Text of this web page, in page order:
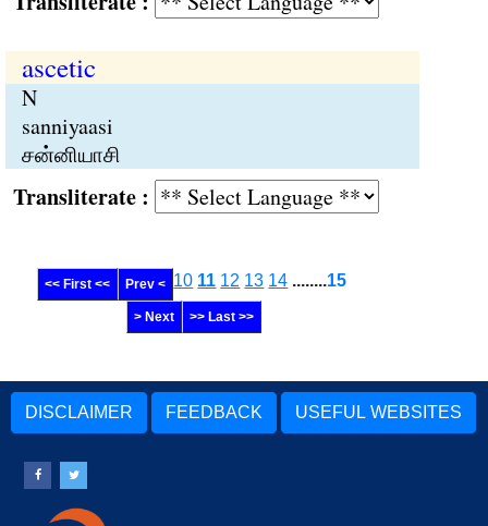
ascetic
N
sanniyaasi
சன்னியாசி
:
<< First << Prev < 10 11 12 13 14 ........15
> Next >> Last >>
DISCLAIMER FEEDBACK USEFUL WEBSITES